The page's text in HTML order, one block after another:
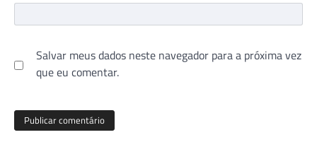
Salvar meus dados neste navegador para a próxima vez
que eu comentar.